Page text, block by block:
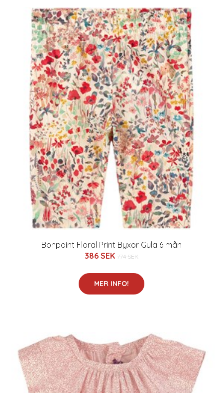
Bonpoint Floral Print Byxor Gula 6 mån
386 SEK 774 SEK
MER INFO!